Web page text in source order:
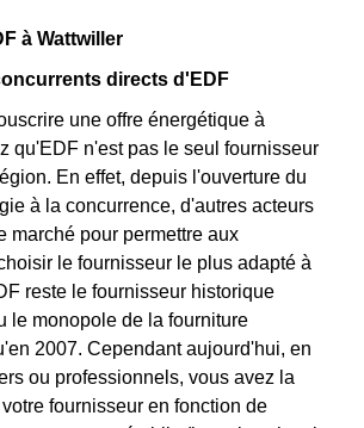
à Wattwiller
directs d'EDF
une offre énergétique à
qu'EDF n'est pas le seul fournisseur
En effet, depuis l'ouverture du
à la concurrence, d'autres acteurs
marché pour permettre aux
le fournisseur le plus adapté à
reste le fournisseur historique
le monopole de la fourniture
2007. Cependant aujourd'hui, en
ou professionnels, vous avez la
fournisseur en fonction de